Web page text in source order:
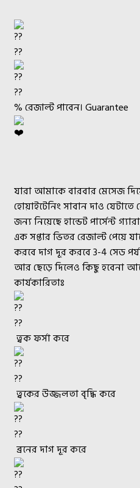
% রেজাল্ট পাবেন। Guarantee
যারা আমাকে বারবার মেসেজ
হোয়াইটেনিং সাবান দাও
জন্য নিয়েছে হান্ডেট পার্সেন্ট
এক সপ্তার ভিতর রেজাল্ট পেয়ে
করবে দাগ দূর করবে 3-4 সেড
আর ছেড়ে দিলেও কিছু হবেনা
কার্যকারিতাঃ
ত্বক ফর্সা করে
ত্বকের উজ্জলতা বৃদ্ধি করে
ব্রনের দাগ দূর করে